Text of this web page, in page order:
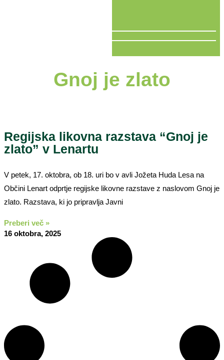
Gnoj je zlato
Regijska likovna razstava “Gnoj je
zlato” v Lenartu
V petek, 17. oktobra, ob 18. uri bo v avli Jožeta Huda Lesa na
Občini Lenart odprtje regijske likovne razstave z naslovom Gnoj je
zlato. Razstava, ki jo pripravlja Javni
Preberi več »
16 oktobra, 2025